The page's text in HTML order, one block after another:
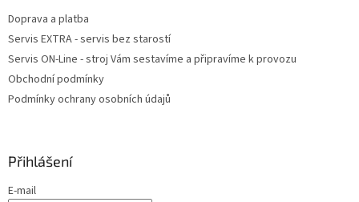
Doprava a platba
Servis EXTRA - servis bez starostí
Servis ON-Line - stroj Vám sestavíme a připravíme k provozu
Obchodní podmínky
Podmínky ochrany osobních údajů
Přihlášení
E-mail